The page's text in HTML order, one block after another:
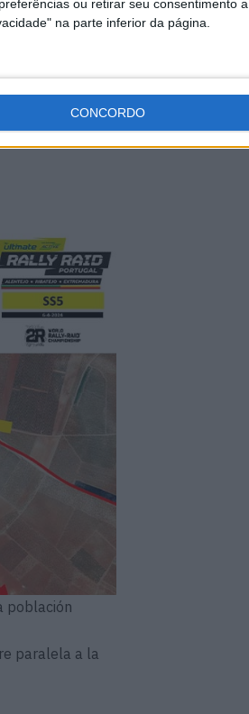
ou retirar seu consentimento a
na parte inferior da página.
CONCORDO
Espanha /
población
paralela a la